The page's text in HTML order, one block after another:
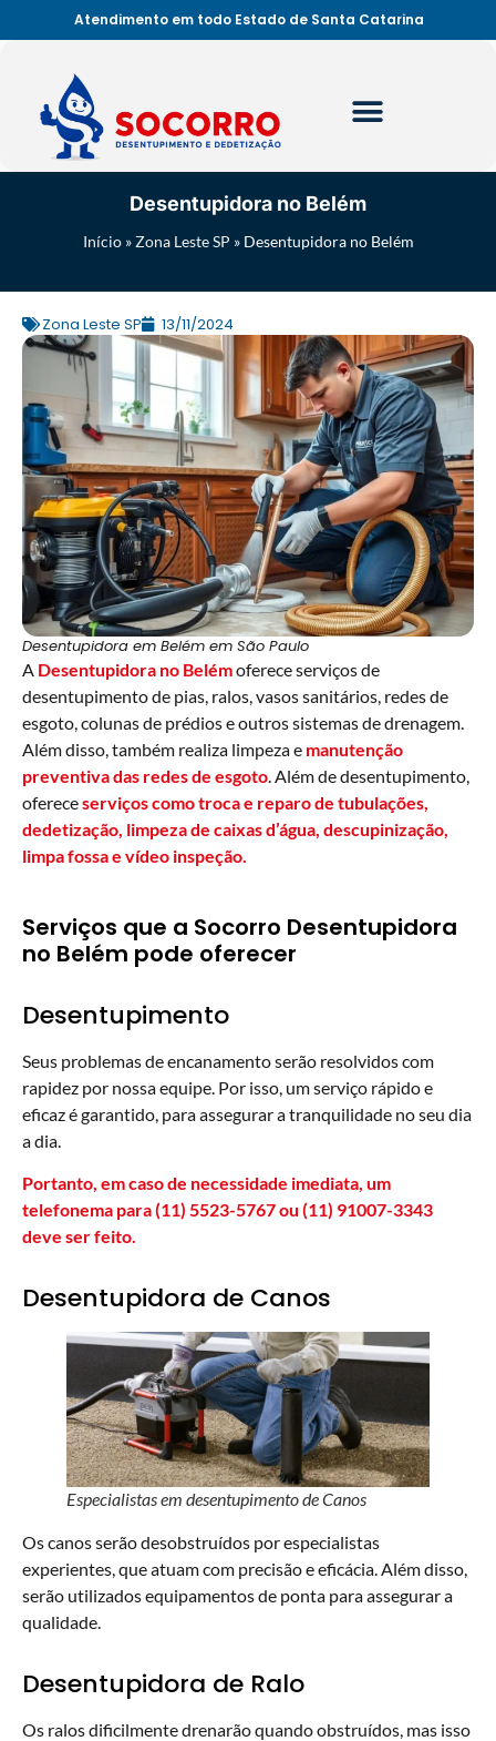
Atendimento em todo Estado de Santa Catarina
Desentupidora no Belém
Início»Zona Leste SP » Desentupidora no Belém
Zona Leste SP 13/11/2024
Desentupidora em Belém em São Paulo
A Desentupidora no Belémoferece serviços de
desentupimento de pias, ralos, vasos sanitários, redes de
esgoto, colunas de prédios e outros sistemas de drenagem.
Além disso, também realiza limpeza e manutenção
preventiva das redes de esgoto . Além de desentupimento,
ofereceserviços como troca e reparo de tubulações,
dedetização, limpeza de caixas d’água, descupinização
limpa fossae vídeo inspeção
Serviços que a Socorro Desentupidora
no Belém pode oferecer
Desentupimento
Seus problemas de encanamento serão resolvidos com
rapidez por nossa equipe. Por isso, um serviço rápido e
eficaz é garantido, para assegurar a tranquilidade no seu dia
a dia.
Portanto, em caso de necessidade imediata, um
telefonema para (11) 5523-5767 ou (11) 91007-3343
deve ser feito.
Desentupidora de Canos
Especialistas em desentupimento de Canos
Os canos serão desobstruídos por especialistas
experientes, que atuam com precisão e eficácia. Além disso,
serão utilizados equipamentos de ponta para assegurar a
qualidade.
Desentupidora de Ralo
Os ralos dificilmente drenarão quando obstruídos, mas isso